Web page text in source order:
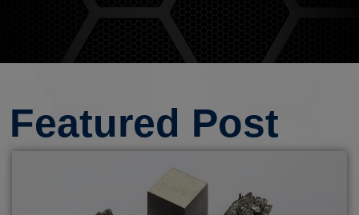
Featured Post